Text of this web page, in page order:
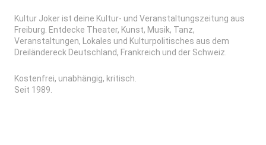
Kultur Joker ist deine Kultur- und Veranstaltungszeitung aus
Freiburg. Entdecke Theater, Kunst, Musik, Tanz,
Veranstaltungen, Lokales und Kulturpolitisches aus dem
Dreiländereck Deutschland, Frankreich und der Schweiz.
Kostenfrei, unabhängig, kritisch.
Seit 1989.